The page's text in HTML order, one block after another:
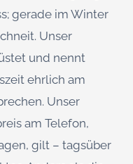
gerade im Winter
Unser
und nennt
ehrlich am
Unser
am Telefon,
gilt – tagsüber